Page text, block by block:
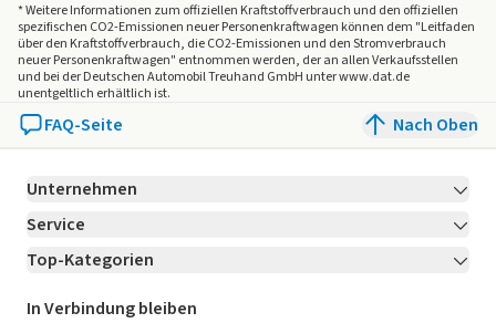
* Weitere Informationen zum offiziellen Kraftstoffverbrauch und den offiziellen
spezifischen CO2-Emissionen neuer Personenkraftwagen können dem "Leitfaden
über den Kraftstoffverbrauch, die CO2-Emissionen und den Stromverbrauch
neuer Personenkraftwagen" entnommen werden, der an allen Verkaufsstellen
und bei der Deutschen Automobil Treuhand GmbH unter www.dat.de
unentgeltlich erhältlich ist.
FAQ-Seite Nach Oben
Unternehmen
Über LeasingMarkt.de
Karriere Jetzt bewerben!
Für Händler
Service
Kontakt
Ratgeber
Top-Kategorien
Leasing Deals
In Verbindung bleiben